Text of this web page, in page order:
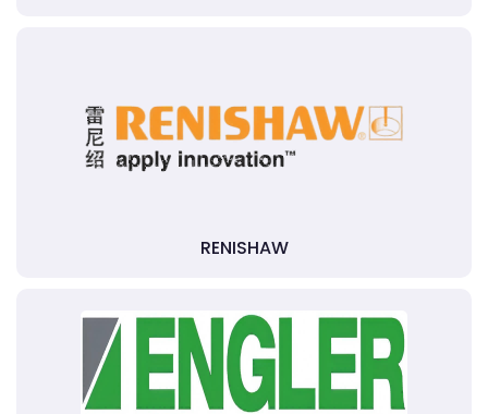
RENISHAW